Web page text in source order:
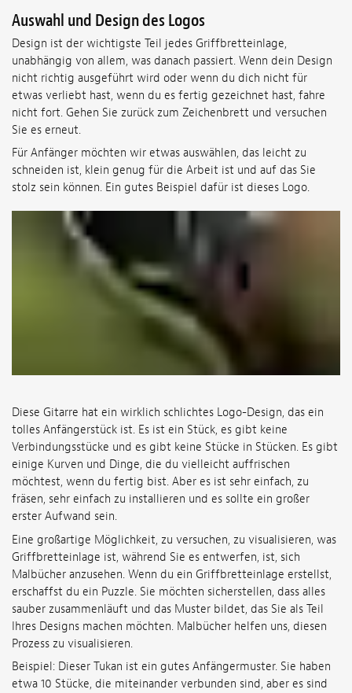
Auswahl und Design des Logos
Design ist der wichtigste Teil jedes Griffbretteinlage,
unabhängig von allem, was danach passiert. Wenn dein Design
nicht richtig ausgeführt wird oder wenn du dich nicht für
etwas verliebt hast, wenn du es fertig gezeichnet hast, fahre
nicht fort. Gehen Sie zurück zum Zeichenbrett und versuchen
Sie es erneut.
Für Anfänger möchten wir etwas auswählen, das leicht zu
schneiden ist, klein genug für die Arbeit ist und auf das Sie
stolz sein können. Ein gutes Beispiel dafür ist dieses Logo.
Diese Gitarre hat ein wirklich schlichtes Logo-Design, das ein
tolles Anfängerstück ist. Es ist ein Stück, es gibt keine
Verbindungsstücke und es gibt keine Stücke in Stücken. Es gibt
einige Kurven und Dinge, die du vielleicht auffrischen
möchtest, wenn du fertig bist. Aber es ist sehr einfach, zu
fräsen, sehr einfach zu installieren und es sollte ein großer
erster Aufwand sein.
Eine großartige Möglichkeit, zu versuchen, zu visualisieren, was
Griffbretteinlage ist, während Sie es entwerfen, ist, sich
Malbücher anzusehen. Wenn du ein Griffbretteinlage erstellst,
erschaffst du ein Puzzle. Sie möchten sicherstellen, dass alles
sauber zusammenläuft und das Muster bildet, das Sie als Teil
Ihres Designs machen möchten. Malbücher helfen uns, diesen
Prozess zu visualisieren.
Beispiel: Dieser Tukan ist ein gutes Anfängermuster. Sie haben
etwa 10 Stücke, die miteinander verbunden sind, aber es sind